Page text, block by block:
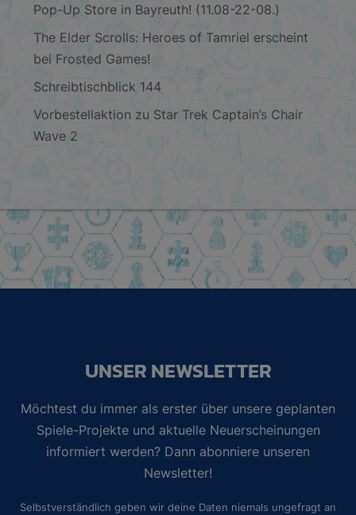
Pop-Up Store in Bayreuth! (11.08-22-08.)
The Elder Scrolls: Heroes of Tamriel erscheint
bei Frosted Games!
Schreibtischblick 144
Vorbestellaktion zu Star Trek Captain’s Chair
Wave 2
UNSER NEWSLETTER
Möchtest du immer als erster über unsere geplanten
Spiele-Projekte und aktuelle Neuerscheinungen
informiert werden? Dann abonniere unseren
Newsletter!
Selbstverständlich geben wir deine Daten niemals ungefragt an